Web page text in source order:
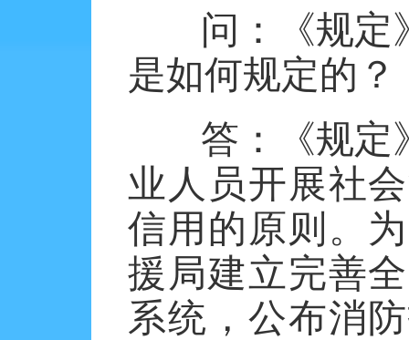
问：《规定
是如何规定的？
答：
《规
业人员开展社
信用的原则。
援局建立完善
系统，公布消